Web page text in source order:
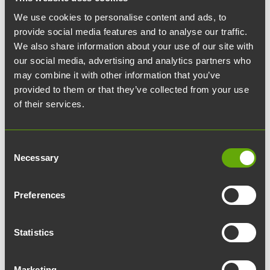
We use cookies to personalise content and ads, to
provide social media features and to analyse our traffic.
We also share information about your use of our site with
our social media, advertising and analytics partners who
may combine it with other information that you’ve
provided to them or that they’ve collected from your use
of their services.
Selection
Necessary
Preferences
Statistics
säkerhet fungerar sömlöst – och att hjälp
finns lätt tillgänglig när den behövs. På så
sätt kan du och ditt team fokusera på ert
arbete utan onödig oro för vardagliga
praktikaliteter.
Möten och evenemang
smidiga möten och lyckade tillställningar. I
Åbo Vetenskapspark är det lätt att arrangera